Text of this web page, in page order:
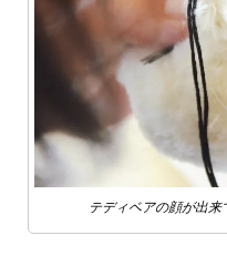
テディベアの顔が出